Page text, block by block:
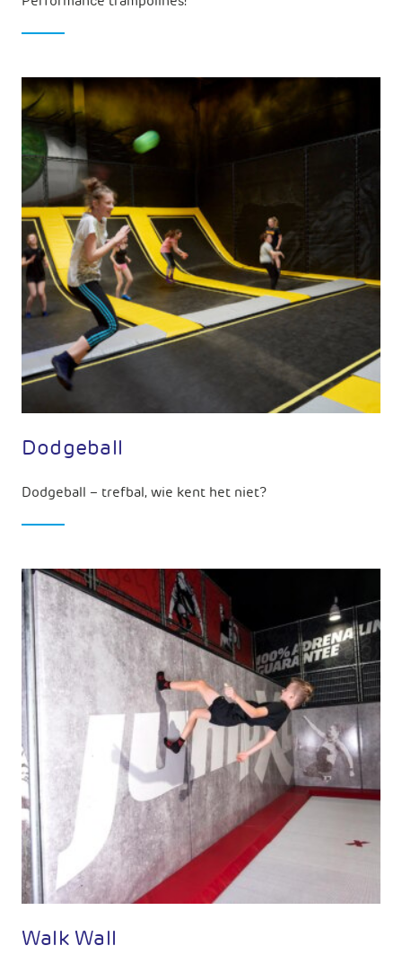
Dodgeball
Dodgeball – trefbal, wie kent het niet?
Walk Wall